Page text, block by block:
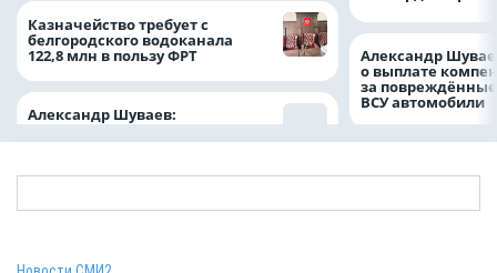
Казначейство требует с
белгородского водоканала
122,8 млн в пользу ФРТ
Александр Шуваев:
Александр
о выплате
за
ВСУ автомобили